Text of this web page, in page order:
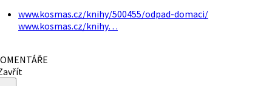
www.kosmas.cz/knihy/500455/odpad-domaci/
www.kosmas.cz/knihy…